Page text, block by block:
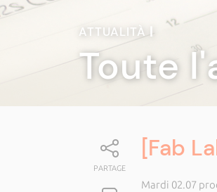
ATTUALITÀ|
Toute
PARTAGE
[Fab
Mardi 02.07